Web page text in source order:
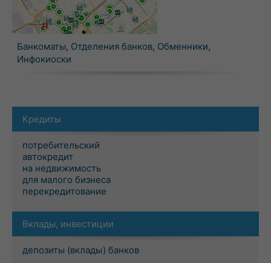
Банкоматы, Отделения банков, Обменники,
Инфокиоски
Кредиты
потребительский
автокредит
на недвижимость
для малого бизнеса
перекредитование
Вклады, инвестиции
депозиты (вклады) банков